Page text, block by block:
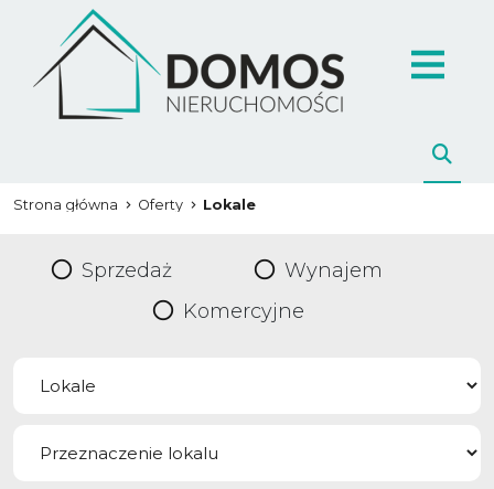
Strona główna Oferty Lokale
Sprzedaż
Wynajem
Komercyjne